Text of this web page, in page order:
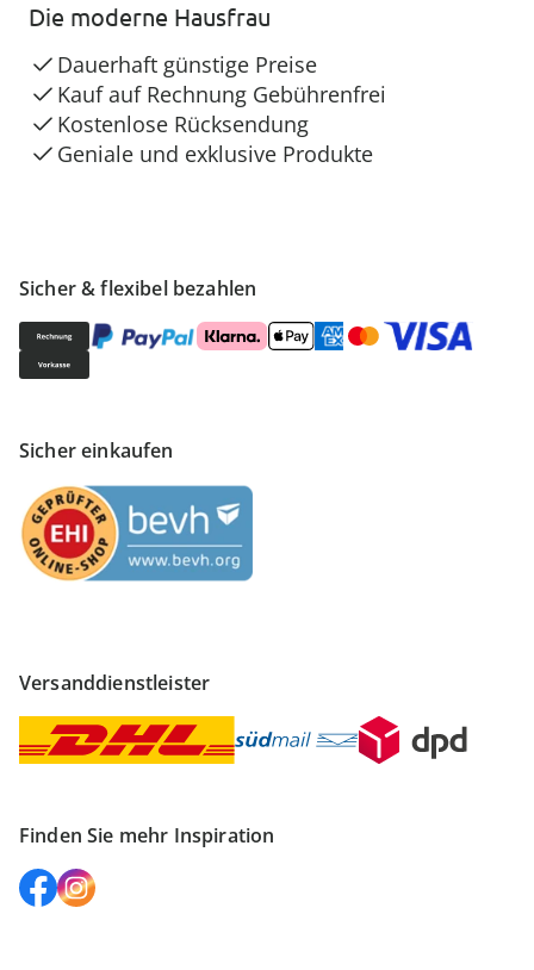
Sicher & flexibel bezahlen
Sicher einkaufen
Versanddienstleister
Finden Sie mehr Inspiration
Die moderne Hausfrau
Dauerhaft günstige Preise
Kauf auf Rechnung Gebührenfrei
Kostenlose Rücksendung
Geniale und exklusive Produkte